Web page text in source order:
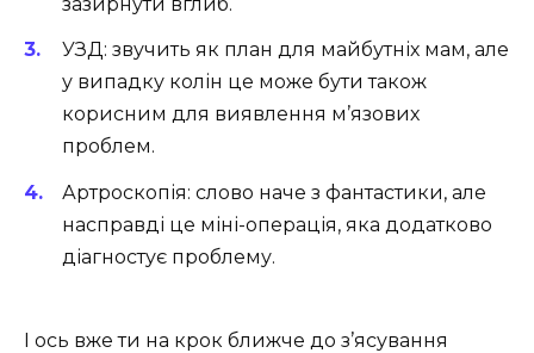
УЗД: звучить як план для майбутніх мам, але
у випадку колін це може бути також
корисним для виявлення м’язових
проблем.
Артроскопія: слово наче з фантастики, але
насправді це міні-операція, яка додатково
діагностує проблему.
І ось вже ти на крок ближче до з’ясування